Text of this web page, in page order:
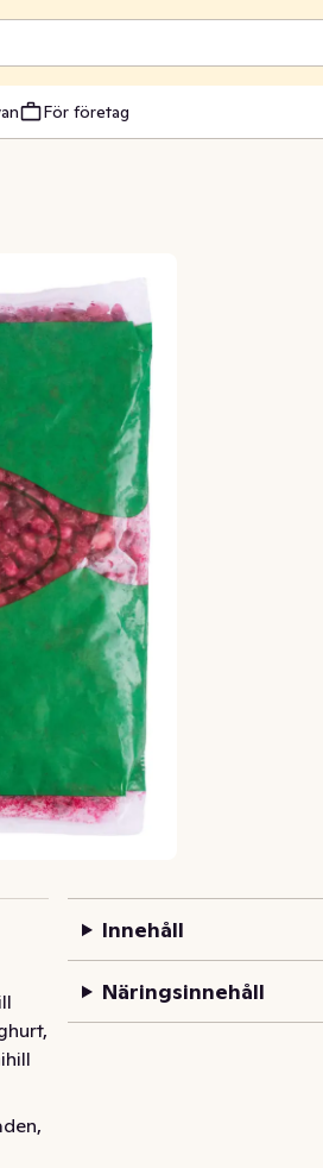
För företag
Innehåll
Näringsinnehåll